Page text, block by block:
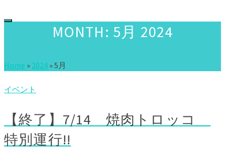
MONTH: 5月 2024
Home » 2024 »5月
イベント
【終了】7/14 焼肉トロッコ
特別運行!!